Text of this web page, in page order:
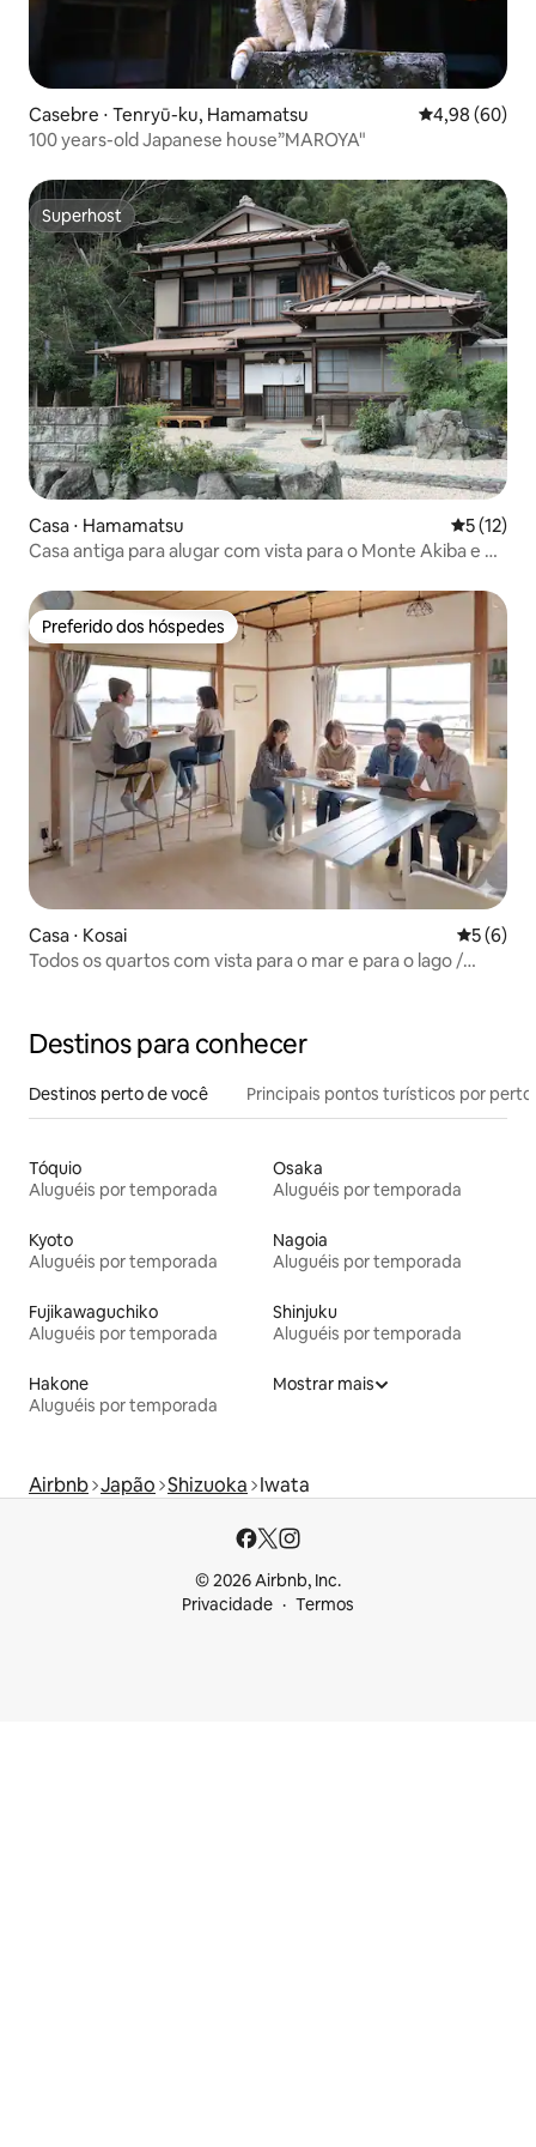
Casebre ⋅ Tenryū-ku, Hamamatsu 4,98 de uma
4,98 (60)
100 years-old Japanese house”MAROYA"
Superhost
Superhost
Casa ⋅ Hamamatsu 5 de uma
5 (12)
Casa antiga para alugar com vista para o Monte Akiba e o
Preferido dos hóspedes
Preferido dos hóspedes
Casa ⋅ Kosai 5 de
5 (6)
Todos os quartos com vista para o mar e para o lago /
Destinos para conhecer
Destinos perto de você Principais pontos turísticos por perto
Tóquio
Aluguéis por temporada
Osaka
Aluguéis por temporada
Kyoto
Aluguéis por temporada
Nagoia
Aluguéis por temporada
Fujikawaguchiko
Aluguéis por temporada
Shinjuku
Aluguéis por temporada
Hakone
Aluguéis por temporada
Mostrar mais
Airbnb Japão Shizuoka Iwata
© 2026 Airbnb, Inc.
Privacidade
Termos